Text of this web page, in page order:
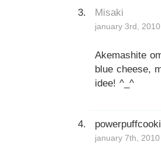
Misaki
january 3rd,
Akemashite
blue cheese,
idee! ^_^
january 7th,